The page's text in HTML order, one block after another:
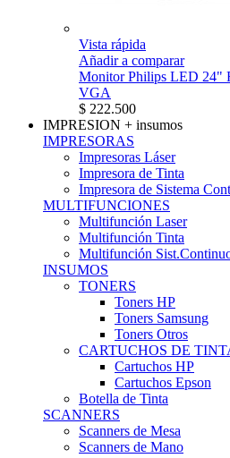
Vista rápida
Añadir a comparar
Monitor Philips LED
VGA
$ 222.500
IMPRESION + insumos
IMPRESORAS
Impresoras Láser
Impresora de Tinta
Impresora de Sistema
MULTIFUNCIONES
Multifunción Laser
Multifunción Tinta
Multifunción
INSUMOS
TONERS
Toners HP
Toners Samsung
Toners Otros
CARTUCHOS DE
Cartuchos HP
Cartuchos Epson
Botella de Tinta
SCANNERS
Scanners de Mesa
Scanners de Mano